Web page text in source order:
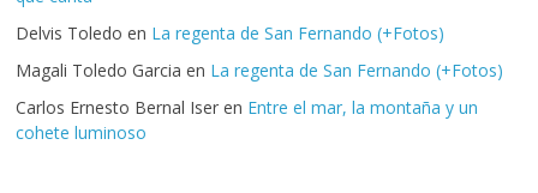
Delvis Toledo en La regenta de San Fernando (+Fotos)
Magali Toledo Garcia en La regenta de San Fernando (+Fotos)
Carlos Ernesto Bernal Iser en Entre el mar, la montaña y un
cohete luminoso